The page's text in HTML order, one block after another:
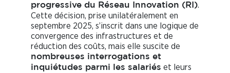
progressive du Réseau Innovation (RI).
Cette décision, prise unilatéralement en
septembre 2025, s’inscrit dans une logique de
convergence des infrastructures et de
réduction des coûts, mais elle suscite de
nombreuses interrogations et
inquiétudes parmi les salariés et leurs